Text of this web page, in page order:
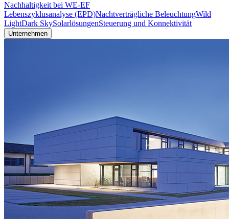
Nachhaltigkeit bei WE-EF
Lebenszyklusanalyse (EPD)Nachtverträgliche BeleuchtungWild
LightDark SkySolarlösungenSteuerung und Konnektivität
Unternehmen